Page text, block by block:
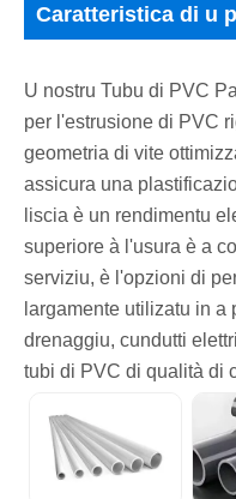
Caratteristica di u
U nostru Tubu di PVC
per l'estrusione di PVC
geometria di vite
assicura una
liscia è un rendimentu
superiore à l'usura è a
serviziu, è l'opzioni di
largamente utilizatu in
drenaggiu, cundutti
tubi di PVC di qualità di